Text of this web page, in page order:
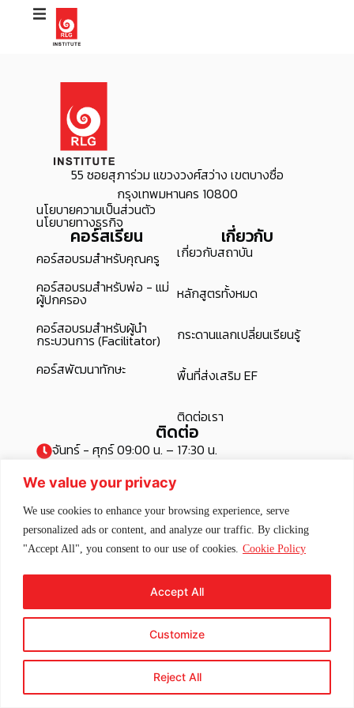
We value your privacy
We use cookies to enhance your browsing experience, serve
personalized ads or content, and analyze our traffic. By clicking
"Accept All", you consent to our use of cookies. Cookie Policy
Customize
Reject All
Accept All
55 ซอยสุภาร่วม แขวงวงศ์สว่าง เขตบางซื่อ
กรุงเทพมหานคร 10800
นโยบายความเป็นส่วนตัว
นโยบายทางธุรกิจ
คอร์สเรียน
คอร์สอบรมสำหรับคุณครู
คอร์สอบรมสำหรับพ่อ - แม่
ผู้ปกครอง
คอร์สอบรมสำหรับผู้นำ
กระบวนการ (Facilitator)
คอร์สพัฒนาทักษะ
เกี่ยวกับ
เกี่ยวกับสถาบัน
หลักสูตรทั้งหมด
กระดานแลกเปลี่ยนเรียนรู้
พื้นที่ส่งเสริม EF
ติดต่อเรา
ติดต่อ
จันทร์ - ศุกร์ 09:00 น. – 17:30 น.
rslcenter@rlg.co.th
@rlginstitute
Rakluke Learning Group Institute
เพราะเรา"รักลูก" By สถาบันรักลูก เลิร์นนิ่ง กรุ๊ป
© 2026 Rakluke Human &
Social Innovation Co.,Ltd. All
Powered by